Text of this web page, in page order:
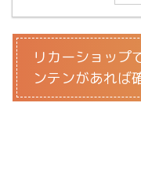
リカーショップ
ンテンがあれば